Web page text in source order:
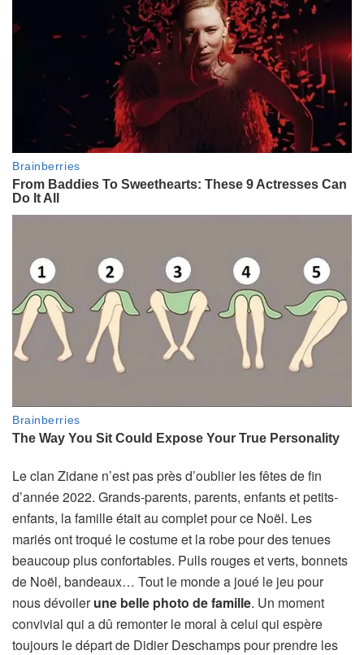
Le clan Zidane n’est pas près d’oublier les fêtes de fin
d’année 2022. Grands-parents, parents, enfants et petits-
enfants, la famille était au complet pour ce Noël. Les
mariés ont troqué le costume et la robe pour des tenues
beaucoup plus confortables. Pulls rouges et verts, bonnets
de Noël, bandeaux… Tout le monde a joué le jeu pour
nous dévoilerune belle photo de famille. Un moment
convivial qui a dû remonter le moral à celui qui espère
toujours le départ de Didier Deschamps pour prendre les